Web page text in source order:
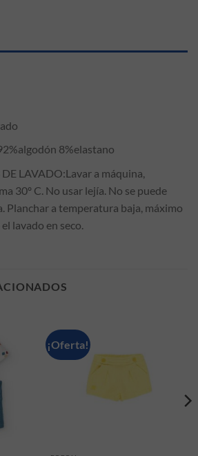
8%elastano
LAVADO:Lavar a máquina,
30º C. No usar lejía. No se puede
Planchar a temperatura baja, máximo
lavado en seco.
¡Oferta!